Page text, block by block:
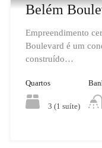
Belém
Empreendimento
Boulevard é um
construído…
Quartos
3 (1 suíte)